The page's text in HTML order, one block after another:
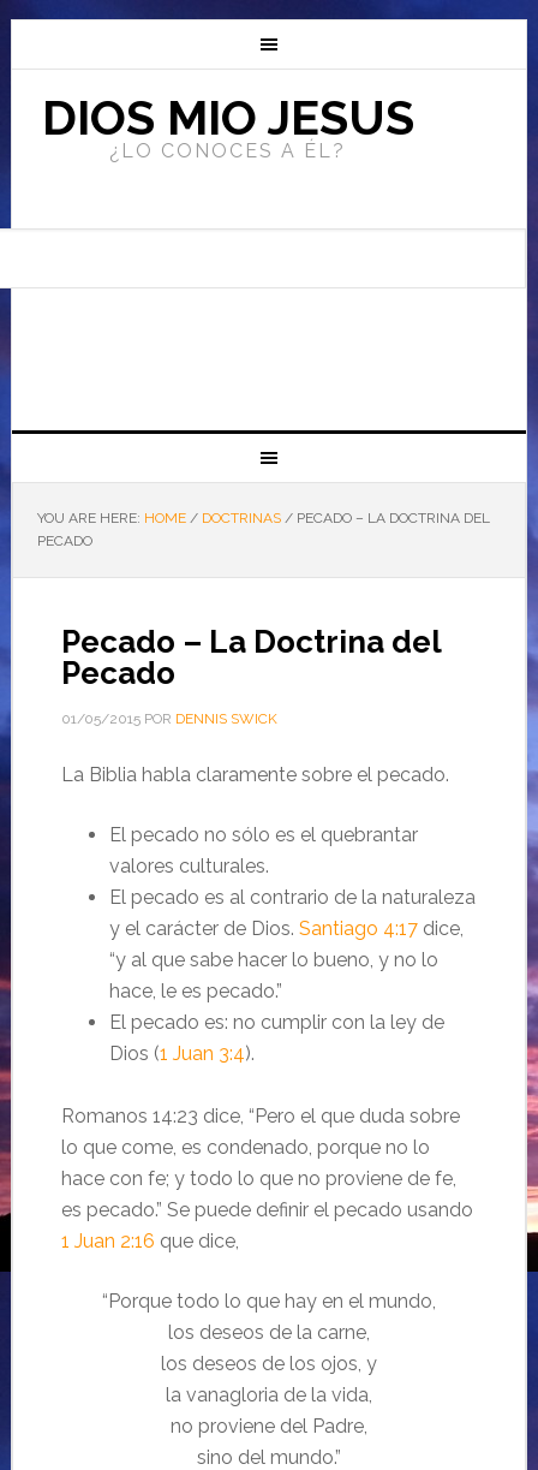
DIOS MIO JESUS
¿LO CONOCES A ÉL?
YOU ARE HERE: HOME / DOCTRINAS /PECADO – LA DOCTRINA DEL
PECADO
Pecado – La Doctrina del
Pecado
01/05/2015POR DENNIS SWICK
La Biblia habla claramente sobre el pecado.
El pecado no sólo es el quebrantar
valores culturales.
El pecado es al contrario de la naturaleza
y el carácter de Dios. Santiago 4:17dice,
“y al que sabe hacer lo bueno, y no lo
hace, le es pecado.”
El pecado es: no cumplir con la ley de
Dios (1 Juan 3:4).
Romanos 14:23 dice, “Pero el que duda sobre
lo que come, es condenado, porque no lo
hace con fe; y todo lo que no proviene de fe,
es pecado.” Se puede definir el pecado usando
1 Juan 2:16 que dice,
“Porque todo lo que hay en el mundo,
los deseos de la carne,
los deseos de los ojos, y
la vanagloria de la vida,
no proviene del Padre,
sino del mundo.”